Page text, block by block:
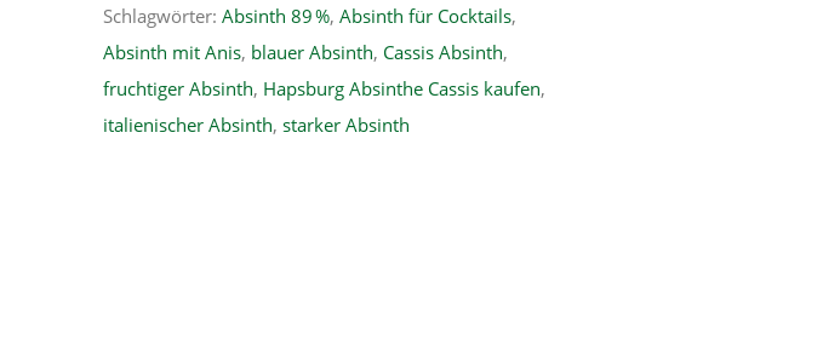
Schlagwörter:Absinth 89 %,Absinth für Cocktails,
Absinth mit Anis, blauer Absinth, Cassis Absinth,
fruchtiger Absinth, Hapsburg Absinthe Cassis kaufen,
italienischer Absinth,starker Absinth